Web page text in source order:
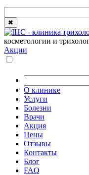
✖
косметологии и
Акции
О клинике
Услуги
Болезни
Врачи
Акция
Цены
Отзывы
Контакты
Блог
FAQ